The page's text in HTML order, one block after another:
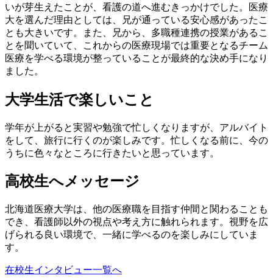
いが芽生えたことが、看護の道へ進むきっかけでした。医療
大を選んだ理由としては、兄が通っている安心感があったこ
とも大きいです。また、兄から、多職種連携の授業があるこ
とを聞いていて、これからの医療現場では重要となるチーム
医療を学べる環境が整っていることが最終的な決め手になり
ました。
大学生活で楽しいこと
学年が上がると実習や勉強で忙しくなりますが、アルバイト
をして、旅行に行くのが楽しみです。忙しくなる前に、今の
うちに色々なところに行きたいと思っています。
高校生へメッセージ
北海道医療大学は、他の医療職を目指す仲間と関わることも
でき、看護師以外の視点や考え方に触れられます。視野を広
げられる良い環境で、一緒に学べるのを楽しみにしていま
す。
在校生インタビュー一覧へ